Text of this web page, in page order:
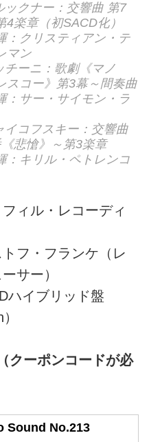
ックナー：交響曲 第7
4楽章（初SACD化）
クリスティアン・テ
マン
チーニ：歌劇《マノ
スコー》第3幕～間奏曲
サー・サイモン・ラ
イコフスキー：交響曲
《悲愴》～第3楽章
キリル・ペトレンコ
ィル・レコーディ
フ・フランケ（レ
サー）
ハイブリッド盤
クーポンコードが必
Sound No.213